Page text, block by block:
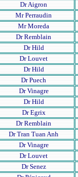
Dr Aigron
Mr Perraudin
Mr Moreda
Dr Remblain
Dr Hild
Dr Louvet
Dr Hild
Dr Puech
Dr Vinagre
Dr Hild
Dr Egrix
Dr Remblain
Dr Tran Tuan Anh
Dr Vinagre
Dr Louvet
Dr Senez